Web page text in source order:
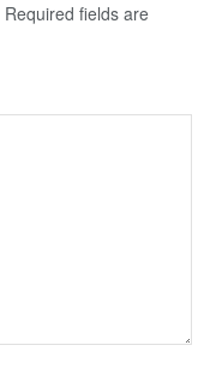
Required fields are